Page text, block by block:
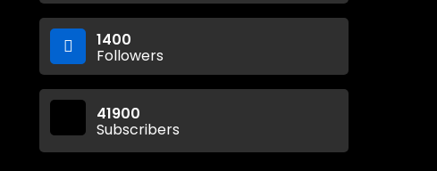
1400
Followers
41900
Subscribers